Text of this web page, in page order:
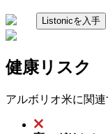
Listonicを入手
健康リスク
アルボリオ米に関